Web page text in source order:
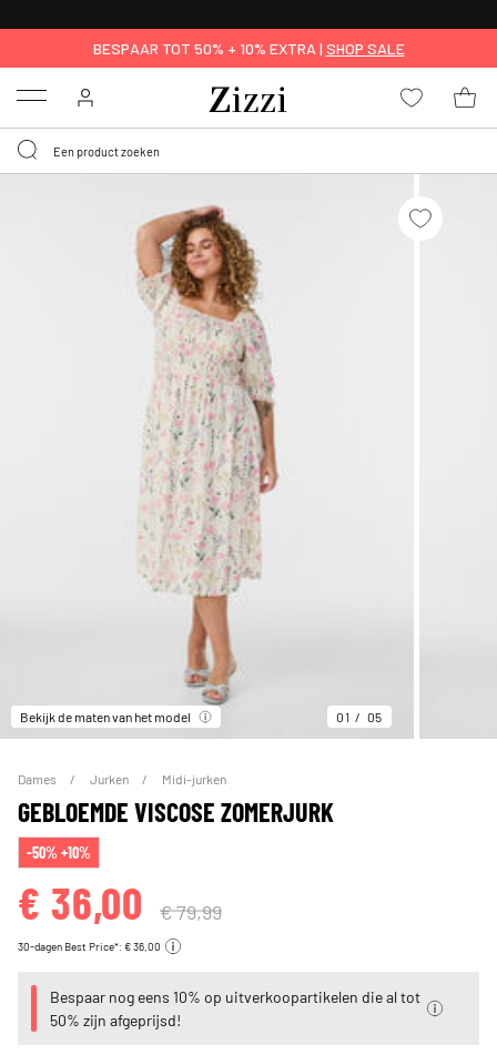
BESPAAR TOT 50% + 10% EXTRA | SHOP SALE
Menu
Bekijk de maten van het model 01 05
Dames Jurken Midi-jurken
GEBLOEMDE VISCOSE ZOMERJURK
-50% +10%
€ 36,00 € 79,99
30-dagen Best Price*: € 36,00
Bespaar nog eens 10% op uitverkoopartikelen die al tot
50% zijn afgeprijsd!